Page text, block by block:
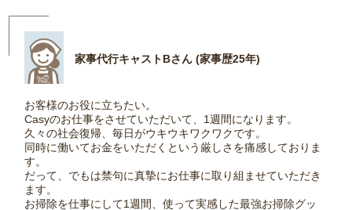
家事代行キャストBさん (家事歴25年)
お客様のお役に立ちたい。
Casyのお仕事をさせていただいて、1週間になります。
久々の社会復帰、毎日がウキウキワクワクです。
同時に働いてお金をいただくという厳しさを痛感しておりま
す。
だって、でもは禁句に真摯にお仕事に取り組ませていただき
ます。
お掃除を仕事にして1週間、使って実感した最強お掃除グッ